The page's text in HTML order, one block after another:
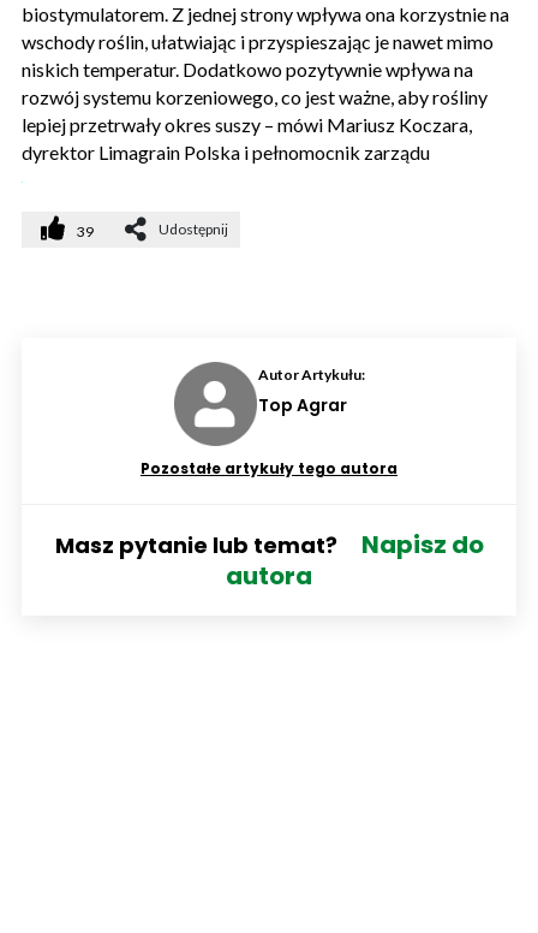
biostymulatorem. Z jednej strony wpływa ona korzystnie na
wschody roślin, ułatwiając i przyspieszając je nawet mimo
niskich temperatur. Dodatkowo pozytywnie wpływa na
rozwój systemu korzeniowego, co jest ważne, aby rośliny
lepiej przetrwały okres suszy – mówi Mariusz Koczara,
dyrektor Limagrain Polska i pełnomocnik zarządu
39 Udostępnij
Autor Artykułu:
Top Agrar
Pozostałe artykuły tego autora
Masz pytanie lub temat?
Napisz do
autora